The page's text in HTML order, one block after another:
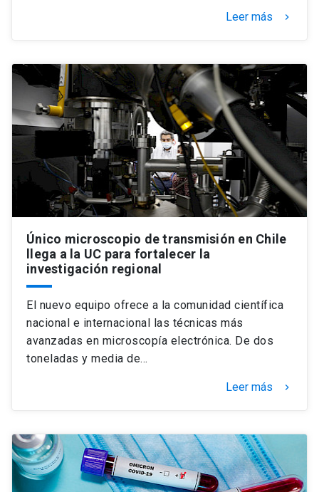
Donaciones launch
Leer más keyboard_arrow_right
Único microscopio de transmisión en Chile
llega a la UC para fortalecer la
investigación regional
El nuevo equipo ofrece a la comunidad científica
nacional e internacional las técnicas más
avanzadas en microscopía electrónica. De dos
toneladas y media de…
Leer más keyboard_arrow_right